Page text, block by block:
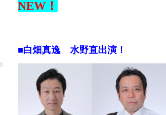
NEW！
■白畑真逸 水野直出演！